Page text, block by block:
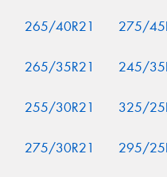
265/40R21 275/
265/35R21 245/
255/30R21 325/
275/30R21 295/